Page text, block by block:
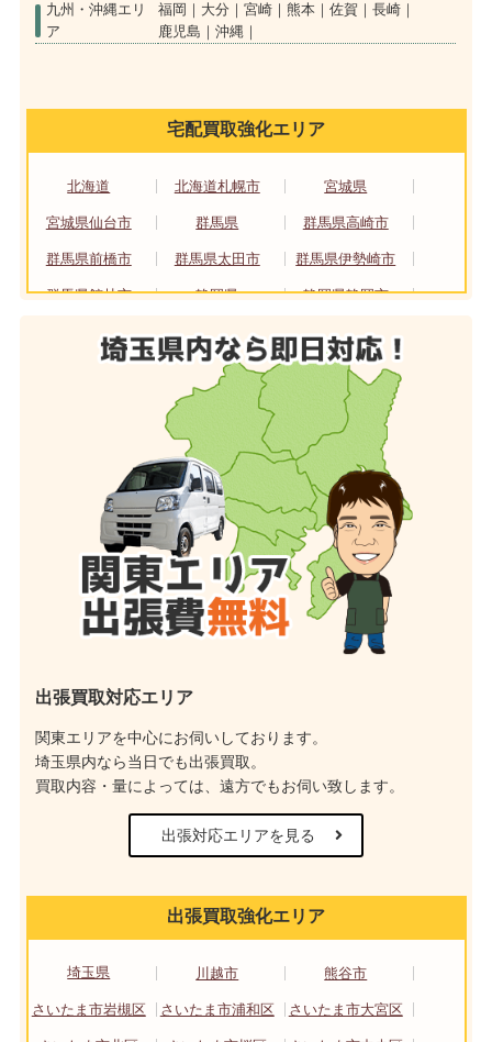
九州・沖縄エリ
ア
福岡 大分 宮崎 熊本 佐賀
長崎
鹿児島
沖縄
宅配買取強化エリア
北海道 北海道札幌市 宮城県
宮城県仙台市 群馬県 群馬県高崎市
群馬県前橋市 群馬県太田市 群馬県伊勢崎市
群馬県館林市 静岡県 静岡県静岡市
大阪府大阪市 大阪府堺市
京都府京都市 広島県
福岡県北九州市
福岡県福岡市 熊本県 熊本県熊本市
出張買取対応エリア
関東エリアを中心にお伺いしております。
埼玉県内なら当日でも出張買取。
買取内容・量によっては、遠方でもお伺い致します。
出張対応エリアを見る
出張買取強化エリア
埼玉県 川越市 熊谷市
さいたま市岩槻区 さいたま市浦和区 さいたま市大宮区